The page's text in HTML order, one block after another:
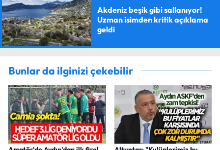
Akdeniz beşik gibi sallanıyor!
Uzman isimden kritik açıklama
geldi
Bunlar da ilginizi çekebilir